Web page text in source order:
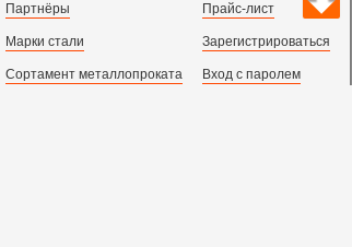
Партнёры
Марки стали
Сортамент металлопроката
Прайс-лист
Зарегистрироваться
Вход с паролем